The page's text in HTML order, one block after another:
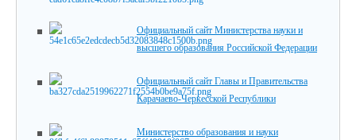
Официальный сайт Министерства науки и
высшего образования Российской Федерации
Официальный сайт Главы и Правительства
Карачаево-Черкесской Республики
Министерство образования и науки